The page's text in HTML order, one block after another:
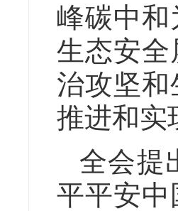
峰碳中
生态安
治攻坚
推进和实
全会提
平平安